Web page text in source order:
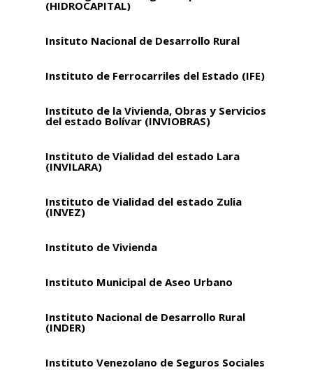
(HIDROCAPITAL)
Insituto Nacional de Desarrollo Rural
Instituto de Ferrocarriles del Estado (IFE)
Instituto de la Vivienda, Obras y Servicios
del estado Bolívar (INVIOBRAS)
Instituto de Vialidad del estado Lara
(INVILARA)
Instituto de Vialidad del estado Zulia
(INVEZ)
Instituto de Vivienda
Instituto Municipal de Aseo Urbano
Instituto Nacional de Desarrollo Rural
(INDER)
Instituto Venezolano de Seguros Sociales